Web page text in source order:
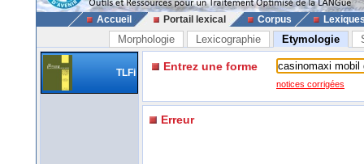
Accueil Portail lexical Corpus
Morphologie Lexicographie Etymologie
TLFi Entrez une forme
notices corrigées
Erreur